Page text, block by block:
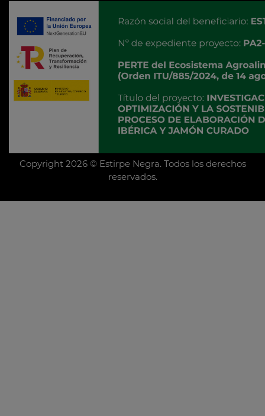
Copyright 2026 © Estirpe Negra. Todos los derechos
reservados.